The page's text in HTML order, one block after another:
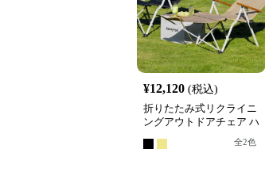
¥12,120 (税込)
折りたたみ式リクライニ
ングアウトドアチェア ハ
全2色